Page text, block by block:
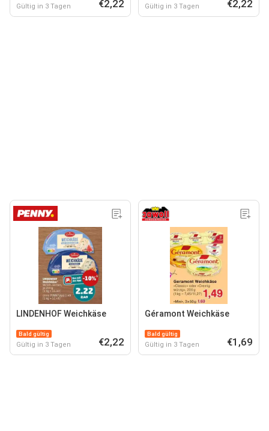
Gültig in 3 Tagen €2,22 Gültig in 3 Tagen €2,22
LINDENHOF Weichkäse
Bald gültig
Gültig in 3 Tagen €2,22
Géramont Weichkäse
Bald gültig
Gültig in 3 Tagen €1,69